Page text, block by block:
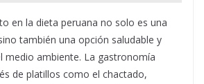
en la dieta peruana no solo es una
también una opción saludable y
medio ambiente. La gastronomía
de platillos como el chactado,